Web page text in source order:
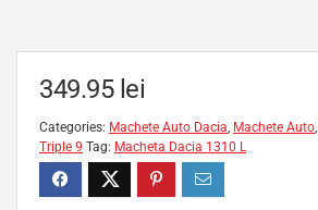
349.95 lei
Categories: Machete Auto Dacia, Machete Auto,
Triple 9 Tag: Macheta Dacia 1310 L